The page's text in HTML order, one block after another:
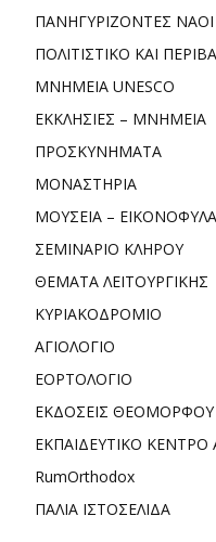
ΠΑΝΗΓΥΡΙΖΟΝΤΕΣ ΝΑΟΙ
ΠΟΛΙΤΙΣΤΙΚΟ ΚΑΙ
ΜΝΗΜΕΙΑ UNESCO
ΕΚΚΛΗΣΙΕΣ – ΜΝΗΜΕΙΑ
ΠΡΟΣΚΥΝΗΜΑΤΑ
ΜΟΝΑΣΤΗΡΙΑ
ΜΟΥΣΕΙΑ –
ΣΕΜΙΝΑΡΙΟ ΚΛΗΡΟΥ
ΘΕΜΑΤΑ ΛΕΙΤΟΥΡΓΙΚΗΣ
ΚΥΡΙΑΚΟΔΡΟΜΙΟ
ΑΓΙΟΛΟΓΙΟ
ΕΟΡΤΟΛΟΓΙΟ
ΕΚΔΟΣΕΙΣ ΘΕΟΜΟΡΦΟΥ
ΕΚΠΑΙΔΕΥΤΙΚΟ ΚΕΝΤΡΟ
RumOrthodox
ΠΑΛΙΑ ΙΣΤΟΣΕΛΙΔΑ